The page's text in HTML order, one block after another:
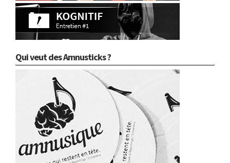
Qui veut des Amnusticks ?